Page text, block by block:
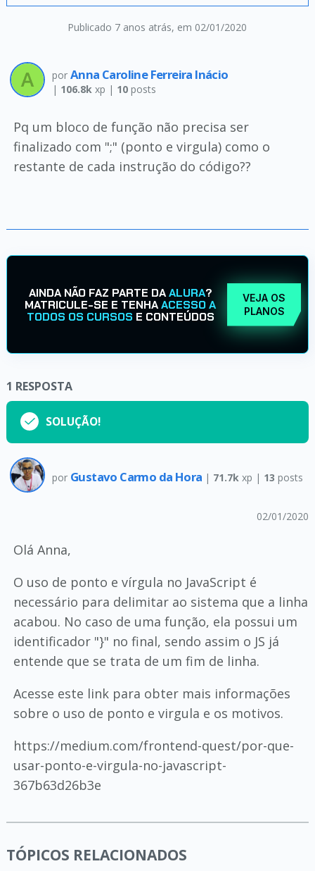
Publicado 7 anos atrás, em 02/01/2020
por Anna Caroline Ferreira Inácio
| 106.8kxp | 10posts
Pq um bloco de função não precisa ser
finalizado com ";" (ponto e virgula) como o
restante de cada instrução do código??
AINDA NÃO FAZ PARTE DAALURA?
MATRICULE-SE E TENHAACESSO A
TODOS OS CURSOS E CONTEÚDOS
VEJA OS
PLANOS
1 RESPOSTA
SOLUÇÃO!
por Gustavo Carmo da Hora | 71.7k xp | 13 posts
02/01/2020
Olá Anna,
O uso de ponto e vírgula no JavaScript é
necessário para delimitar ao sistema que a linha
acabou. No caso de uma função, ela possui um
identificador "}" no final, sendo assim o JS já
entende que se trata de um fim de linha.
Acesse este link para obter mais informações
sobre o uso de ponto e virgula e os motivos.
https://medium.com/frontend-quest/por-que-
usar-ponto-e-virgula-no-javascript-
367b63d26b3e
TÓPICOS RELACIONADOS